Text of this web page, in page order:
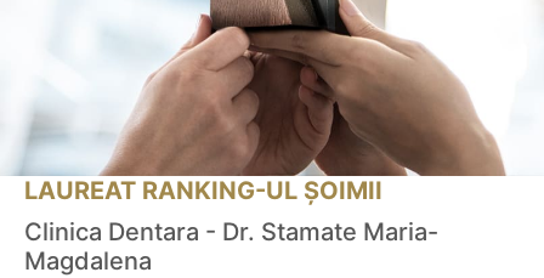
LAUREAT RANKING-UL ȘOIMII
Clinica Dentara - Dr. Stamate Maria-
Magdalena